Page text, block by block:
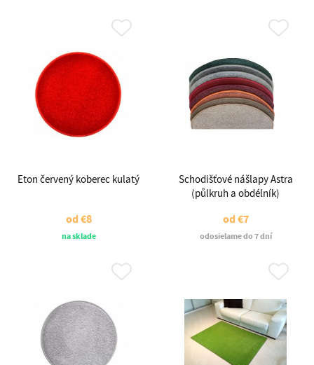
Eton červený koberec kulatý
od€8
na sklade
Schodišťové nášlapy Astra
(půlkruh a obdélník)
od€7
odosielame do 7 dní